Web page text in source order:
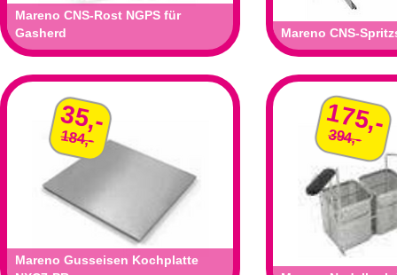
Mareno CNS-Rost NGPS für
Gasherd
Mareno CNS-
35,-
184,-
Mareno Gusseisen Kochplatte
175,-
394,-